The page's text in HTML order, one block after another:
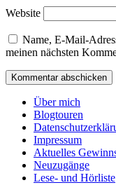
Website
Name, E-Mail-
meinen nächsten
Über mich
Blogtouren
Impressum
Aktuelles
Neuzugänge
Lese- und Hörliste